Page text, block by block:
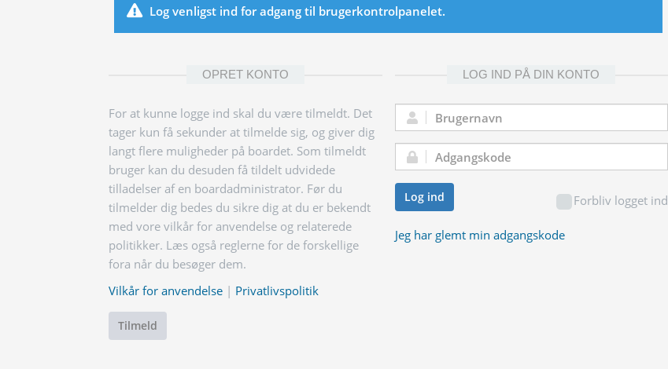
Log venligst ind for adgang til brugerkontrolpanelet.
OPRET KONTO
For at kunne logge ind skal du være tilmeldt. Det
tager kun få sekunder at tilmelde sig, og giver dig
langt flere muligheder på boardet. Som tilmeldt
bruger kan du desuden få tildelt udvidede
tilladelser af en boardadministrator. Før du
tilmelder dig bedes du sikre dig at du er bekendt
med vore vilkår for anvendelse og relaterede
politikker. Læs også reglerne for de forskellige
fora når du besøger dem.
Vilkår for anvendelse | Privatlivspolitik
Tilmeld
LOG IND PÅ DIN KONTO
Brugernavn:
Adgangskode:
Forbliv logget ind
Log ind
Jeg har glemt min adgangskode